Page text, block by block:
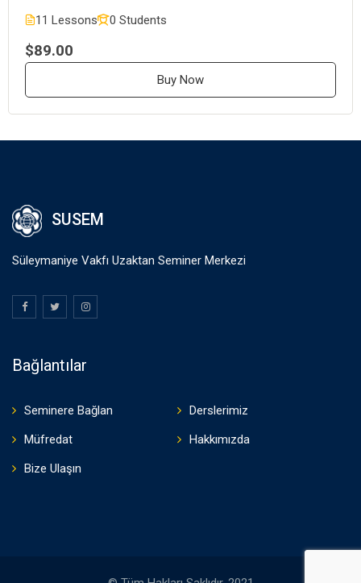
11 Lessons 0 Students
$89.00
Buy Now
SUSEM
Süleymaniye Vakfı Uzaktan Seminer Merkezi
Bağlantılar
Seminere Bağlan
Derslerimiz
Müfredat
Hakkımızda
Bize Ulaşın